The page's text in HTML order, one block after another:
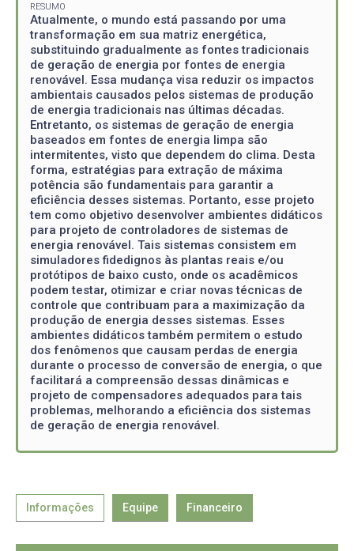
RESUMO
Atualmente, o mundo está passando por uma
transformação em sua matriz energética,
substituindo gradualmente as fontes tradicionais
de geração de energia por fontes de energia
renovável. Essa mudança visa reduzir os impactos
ambientais causados pelos sistemas de produção
de energia tradicionais nas últimas décadas.
Entretanto, os sistemas de geração de energia
baseados em fontes de energia limpa são
intermitentes, visto que dependem do clima. Desta
forma, estratégias para extração de máxima
potência são fundamentais para garantir a
eficiência desses sistemas. Portanto, esse projeto
tem como objetivo desenvolver ambientes didáticos
para projeto de controladores de sistemas de
energia renovável. Tais sistemas consistem em
simuladores fidedignos às plantas reais e/ou
protótipos de baixo custo, onde os acadêmicos
podem testar, otimizar e criar novas técnicas de
controle que contribuam para a maximização da
produção de energia desses sistemas. Esses
ambientes didáticos também permitem o estudo
dos fenômenos que causam perdas de energia
durante o processo de conversão de energia, o que
facilitará a compreensão dessas dinâmicas e
projeto de compensadores adequados para tais
problemas, melhorando a eficiência dos sistemas
de geração de energia renovável.
Informações Equipe Financeiro